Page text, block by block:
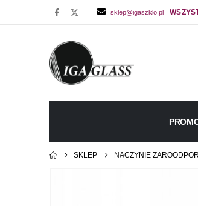
sklep@igaszklo.pl
SKLEP NACZYNIE